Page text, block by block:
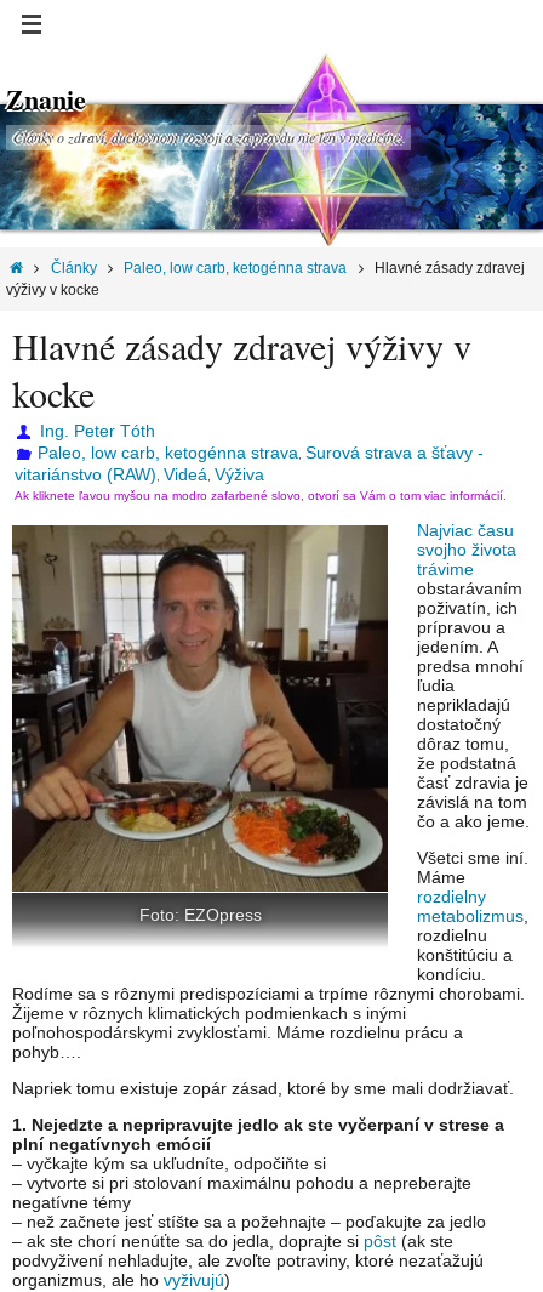
Znanie
Články o zdraví, duchovnom rozvoji a za pravdu nie len v medicíne.
Články Paleo, low carb, ketogénna strava
Hlavné zásady zdravej
výživy v kocke
Hlavné zásady zdravej výživy v
kocke
Ing. Peter Tóth
Paleo, low carb, ketogénna strava
,Surová strava a šťavy -
vitariánstvo (RAW) Videá Výživa
Ak kliknete ľavou myšou na modro zafarbené slovo, otvorí sa Vám o tom viac informácií.
Foto: EZOpress
Najviac času
svojho života
trávime
obstarávaním
poživatín, ich
prípravou a
jedením. A
predsa mnohí
ľudia
neprikladajú
dostatočný
dôraz tomu,
že podstatná
časť zdravia je
závislá na tom
čo a ako jeme.
Všetci sme iní.
Máme
rozdielny
metabolizmus
rozdielnu
konštitúciu a
kondíciu.
Rodíme sa s rôznymi predispozíciami a trpíme rôznymi chorobami.
Žijeme v rôznych klimatických podmienkach s inými
poľnohospodárskymi zvyklosťami. Máme rozdielnu prácu a
pohyb….
Napriek tomu existuje zopár zásad, ktoré by sme mali dodržiavať.
1. Nejedzte a nepripravujte jedlo ak ste vyčerpaní v strese a
plní negatívnych emócií
– vyčkajte kým sa ukľudníte, odpočiňte si
– vytvorte si pri stolovaní maximálnu pohodu a nepreberajte
negatívne témy
– než začnete jesť stíšte sa a požehnajte – poďakujte za jedlo
– ak ste chorí nenúťte sa do jedla, doprajte si pôst (ak ste
podvyživení nehladujte, ale zvoľte potraviny, ktoré nezaťažujú
organizmus, ale ho vyživujú)